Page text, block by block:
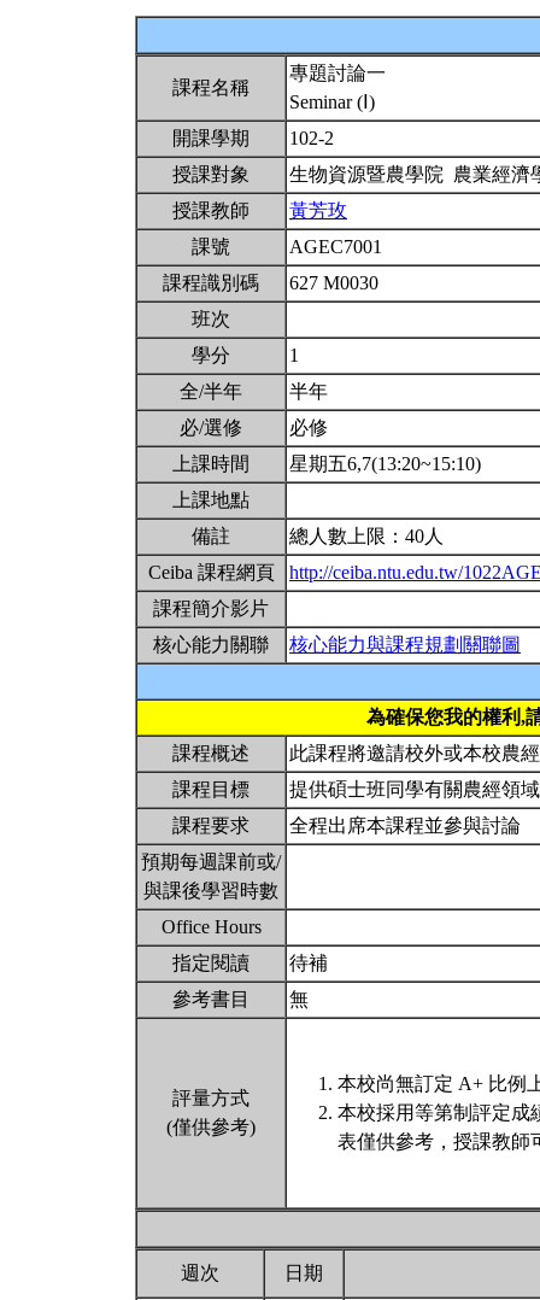
課程名稱
專題討論一
Seminar (Ⅰ)
開課學期
102-2
授課對象
生物資源暨農學院 農業經
授課教師
黃芳玫
課號
AGEC7001
課程識別碼
627 M0030
班次
學分
1
全/半年
半年
必/選修
必修
上課時間
星期五6,7(13:20~15:10)
上課地點
備註
總人數上限：40人
Ceiba 課程網頁
http://ceiba.ntu.edu.tw/
課程簡介影片
核心能力關聯
核心能力與課程規劃關聯圖
為確保您我的權利,
課程概述
此課程將邀請校外或本校農
課程目標
提供碩士班同學有關農經領
課程要求
全程出席本課程並參與討論
預期每週課前或/
與課後學習時數
Office Hours
指定閱讀
待補
參考書目
無
評量方式
(僅供參考)
本校尚無訂定 A+ 比例
本校採用等第制評定成
表僅供參考，授課教師
週次 日期